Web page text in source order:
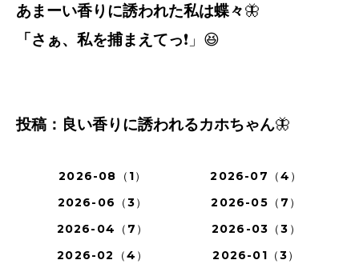
あまーい香りに誘われた私は蝶々🦋
「さぁ、私を捕まえてっ❗️」😆
投稿：良い香りに誘われるカホちゃん🦋
2026-08（1）
2026-07（4）
2026-06（3）
2026-05（7）
2026-04（7）
2026-03（3）
2026-02（4）
2026-01（3）